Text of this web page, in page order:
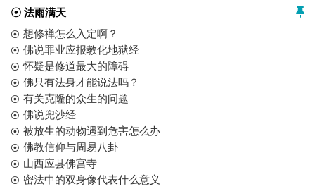
☉ 法雨满天
想修禅怎么入定啊？
佛说罪业应报教化地狱经
怀疑是修道最大的障碍
佛只有法身才能说法吗？
有关克隆的众生的问题
佛说兜沙经
被放生的动物遇到危害怎么办
佛教信仰与周易八卦
山西应县佛宫寺
密法中的双身像代表什么意义